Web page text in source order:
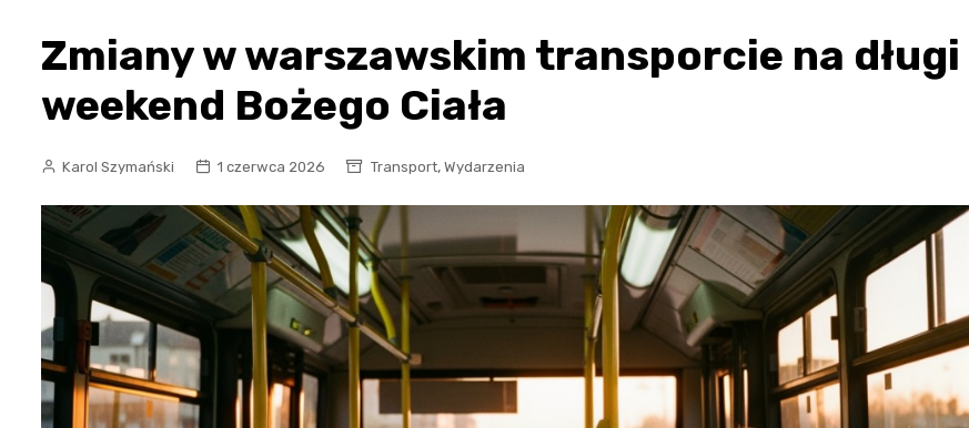
Zmiany w warszawskim transporcie na długi
weekend Bożego Ciała
Karol Szymański 1 czerwca 2026 Transport, Wydarzenia